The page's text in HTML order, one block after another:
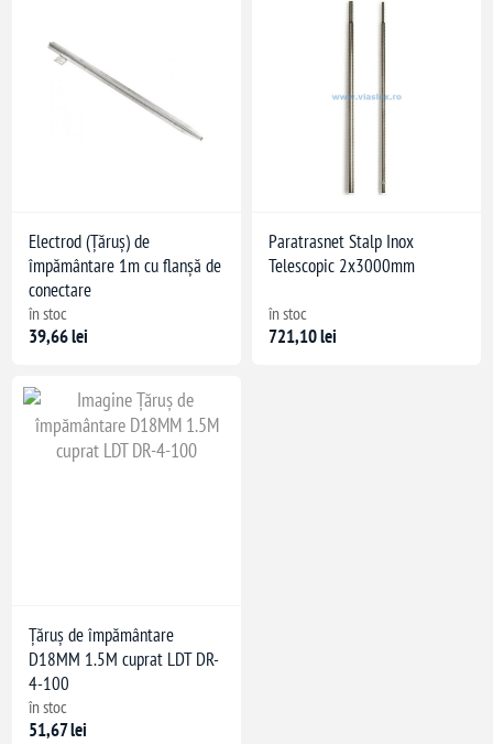
Electrod (Țăruș) de
împământare 1m cu flanșă de
conectare
în stoc
39,66 lei
Paratrasnet Stalp Inox
Telescopic 2x3000mm
în stoc
721,10 lei
Țăruș de împământare
D18MM 1.5M cuprat LDT DR-
4-100
în stoc
51,67 lei